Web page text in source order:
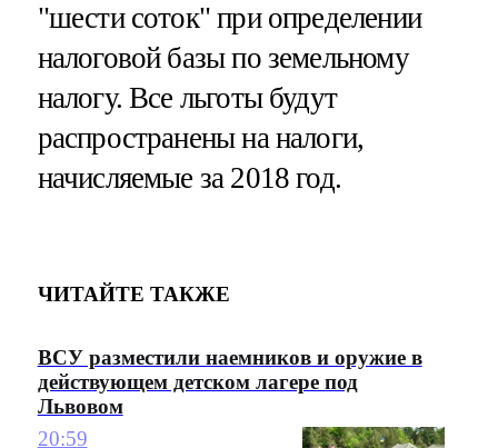
"шести соток" при определении
налоговой базы по земельному
налогу. Все льготы будут
распространены на налоги,
начисляемые за 2018 год.
ЧИТАЙТЕ ТАКЖЕ
ВСУ разместили наемников и оружие в
действующем детском лагере под
Львовом
20:59